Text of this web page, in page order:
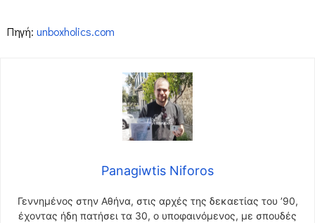
Πηγή: unboxholics.com
Panagiwtis Niforos
Γεννημένος στην Αθήνα, στις αρχές της δεκαετίας του ’90,
έχοντας ήδη πατήσει τα 30, ο υποφαινόμενος, με σπουδές